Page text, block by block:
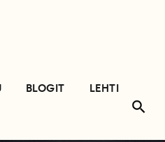
BLOGIT
LEHTI